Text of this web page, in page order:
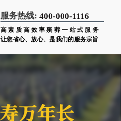
服务热线: 400-000-1116
高素质高效率殡葬一站式服务
让您省心、放心、是我们的服务宗旨